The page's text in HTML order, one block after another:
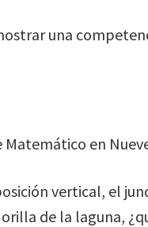
una
en
vertical, el
de la laguna,